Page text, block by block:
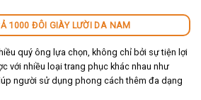
1000 ĐÔI GIÀY LƯỜI DA NAM
quý ông lựa chọn, không chỉ bởi sự tiện lợi
với nhiều loại trang phục khác nhau như
người sử dụng phong cách thêm đa dạng